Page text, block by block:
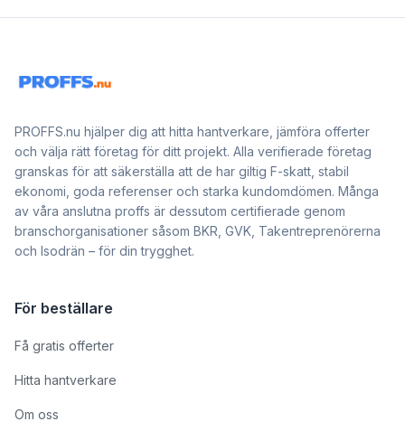
PROFFS.nu hjälper dig att hitta hantverkare, jämföra offerter
och välja rätt företag för ditt projekt. Alla verifierade företag
granskas för att säkerställa att de har giltig F-skatt, stabil
ekonomi, goda referenser och starka kundomdömen. Många
av våra anslutna proffs är dessutom certifierade genom
branschorganisationer såsom BKR, GVK, Takentreprenörerna
och Isodrän – för din trygghet.
För beställare
Få gratis offerter
Hitta hantverkare
Om oss